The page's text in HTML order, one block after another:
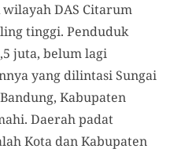
DAS Citarum
tinggi. Penduduk
juta, belum lagi
yang dilintasi Sungai
Kabupaten
Daerah padat
Kota dan Kabupaten